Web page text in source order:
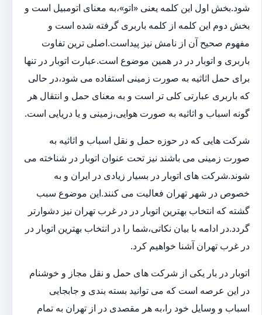
شود.بخش اول این کلمه یعنی «اتو»،به معنای اتومبیل است و
بخش دوم این کلمه از کلمه باربری گرفته شده است و
مفهوم صحیح آن از نامش نیز پیداست.اصلی ترین تفاوت
باربری و اتوبار در در همین موضوع است.عبارت اتوبار در تنها
برای حمل اثاثیه به صورت زمینی استفاده می شود،در حالی
که باربری عبارتی کلی تر است و به معنای حمل و انتقال هر
گونه اسباب و اثاثیه به صورت هوایی،زمینی و یا دریایی است.
شرکت هایی که در حوزه حمل و نقل اسباب و اثاثیه به
صورت زمینی می باشند نیز تحت عنوان اتوبار در شناخته می
شوند.شرکت های اتوبار در بسیار زیادی در ایران و به
خصوص در شهر تهران فعالیت می کنند.این موضوع سبب
گشته که انتخاب بهترین اتوبار در در غرب تهران نیز دشوارتر
گردد.در ادامه با بیان نکاتی،شما را در انتخاب بهترین اتوبار در
در غرب تهران آشنا خواهیم کرد.
اتوبار در بار یکی از شرکت های حمل و نقل مجاز و خوشنام
در این عرصه است که می توانید بسته بندی و جابجایی
اسباب و وسایل خود را،به هر مقصدی در از تهران به تمام